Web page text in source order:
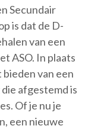
Secundair
is dat de D-
van een
ASO. In plaats
van een
afgestemd is
Of je nu je
een nieuwe